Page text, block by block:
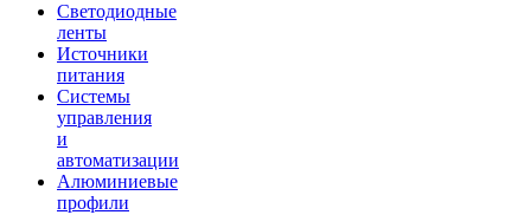
Светодиодные
ленты
Источники
питания
Системы
управления
и
автоматизации
Алюминиевые
профили